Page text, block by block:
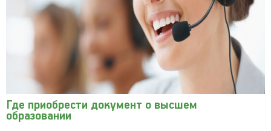
Где приобрести документ о высшем
образовании